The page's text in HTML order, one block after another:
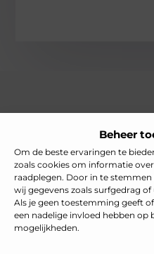
Beheer
Om de beste ervaringen te
zoals cookies om informatie
raadplegen. Door in te
wij gegevens zoals surfgedrag
Als je geen toestemming geeft
een nadelige invloed hebben op
mogelijkheden.
Jouw gids voor inspiratie en
Ontdek een brede
om het meeste uit elke dag
en verrassende inzichten.
Bericht categorie